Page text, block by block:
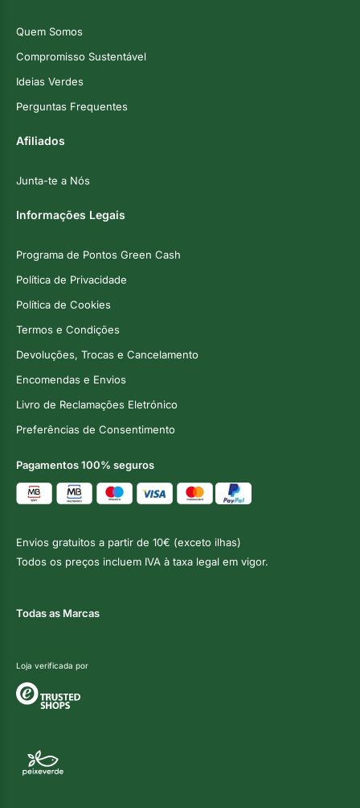
Quem Somos
Compromisso Sustentável
Ideias Verdes
Perguntas Frequentes
Afiliados
Junta-te a Nós
Informações Legais
Programa de Pontos Green Cash
Política de Privacidade
Política de Cookies
Termos e Condições
Devoluções, Trocas e Cancelamento
Encomendas e Envios
Livro de Reclamações Eletrónico
Preferências de Consentimento
Pagamentos 100% seguros
Envios gratuitos a partir de 10€ (exceto ilhas)
Todos os preços incluem IVA à taxa legal em vigor.
Todas as Marcas
Loja verificada por